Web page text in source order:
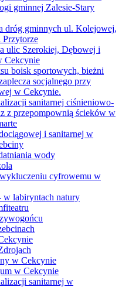
gminnej Zalesie-Stary
dróg gminnych ul. Kolejowej,
Przytorze
ulic Szerokiej, Dębowej i
Cekcynie
boisk sportowych, bieżni
socjalnego przy
w Cekcynie.
sanitarnej ciśnieniowo-
z przepompownią ścieków w
i sanitarnej w
wody
cyfrowemu w
w labiryntach natury
w Cekcynie
w Cekcynie
sanitarnej w